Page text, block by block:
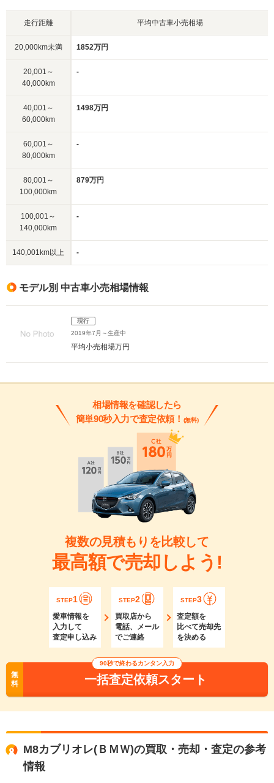
走行距離 平均中古車小売相場
20,000km未満 1852万円
20,001～
40,000km
-
40,001～
60,000km
1498万円
60,001～
80,000km
-
80,001～
100,000km
879万円
100,001～
140,000km
-
140,001km以上 -
モデル別 中古車小売相場情報
現行
2019年7月～生産中
平均小売相場万円
相場情報を確認したら
簡単90秒入力で査定依頼！ (無料)
複数の見積もりを比較して
最高額で売却しよう!
STEP1
愛車情報を
入力して
査定申し込み
STEP2
買取店から
電話、メール
でご連絡
STEP3
査定額を
比べて売却先
を決める
無
料
90秒で終わるカンタン入力
一括査定依頼スタート
M8カブリオレ(ＢＭＷ)の買取・売却・査定の参考
情報